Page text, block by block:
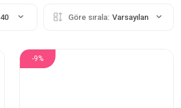
40 Göre sırala: Varsayılan
-9%